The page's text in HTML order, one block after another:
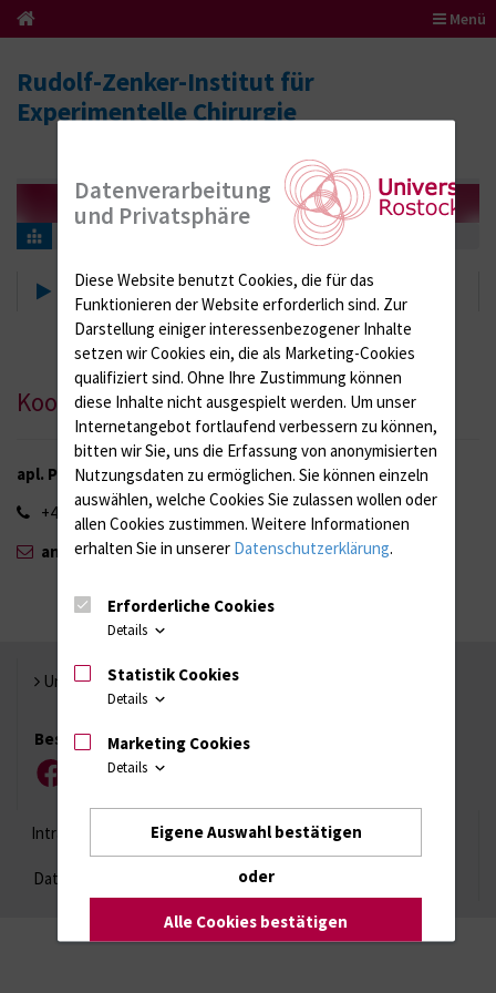
Menü
Rudolf-Zenker-Institut für
Experimentelle Chirurgie
Koordinator für Studium und Lehre
Koordinator für Studium und
Lehre
Koordinator für Studium und Lehre
apl. Prof. Dr. rer. nat. Angela Kuhla
+49 381 494 2503
angela.kuhla{bei}uni-rostock.de
Universität Rostock
Besuchen Sie uns
Facebook
Intranet Login (für Studenten) Impressum
Datenschutzhinweise Barrierefreiheit
Datenverarbeitung
und Privatsphäre
Diese Website benutzt Cookies, die für das
Funktionieren der Website erforderlich sind. Zur
Darstellung einiger interessenbezogener Inhalte
setzen wir Cookies ein, die als Marketing-Cookies
qualifiziert sind. Ohne Ihre Zustimmung können
diese Inhalte nicht ausgespielt werden. Um unser
Internetangebot fortlaufend verbessern zu können,
bitten wir Sie, uns die Erfassung von anonymisierten
Nutzungsdaten zu ermöglichen. Sie können einzeln
auswählen, welche Cookies Sie zulassen wollen oder
allen Cookies zustimmen. Weitere Informationen
erhalten Sie in unserer Datenschutzerklärung.
Erforderliche Cookies
Details
Statistik Cookies
Details
Marketing Cookies
Details
Eigene Auswahl bestätigen
oder
Alle Cookies bestätigen